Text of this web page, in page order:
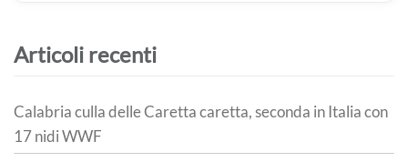
Articoli recenti
Calabria culla delle Caretta caretta, seconda in Italia con
17 nidi WWF